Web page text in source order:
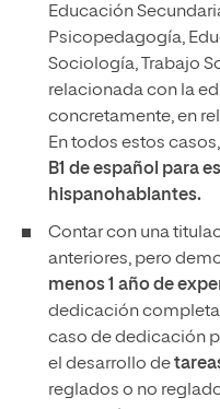
Educación
Psicopedagogía,
Sociología, Trabajo
relacionada con la
concretamente, en
En todos estos
B1 de español para
hispanohablantes.
Contar con una
anteriores, pero
menos 1 año de
dedicación
caso de dedicación
el desarrollo de
reglados o no